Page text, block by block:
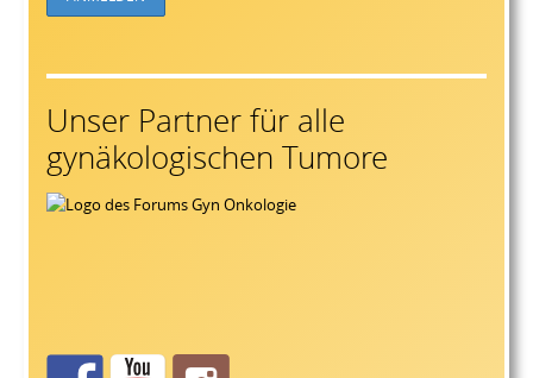
Unser Partner für alle
gynäkologischen Tumore